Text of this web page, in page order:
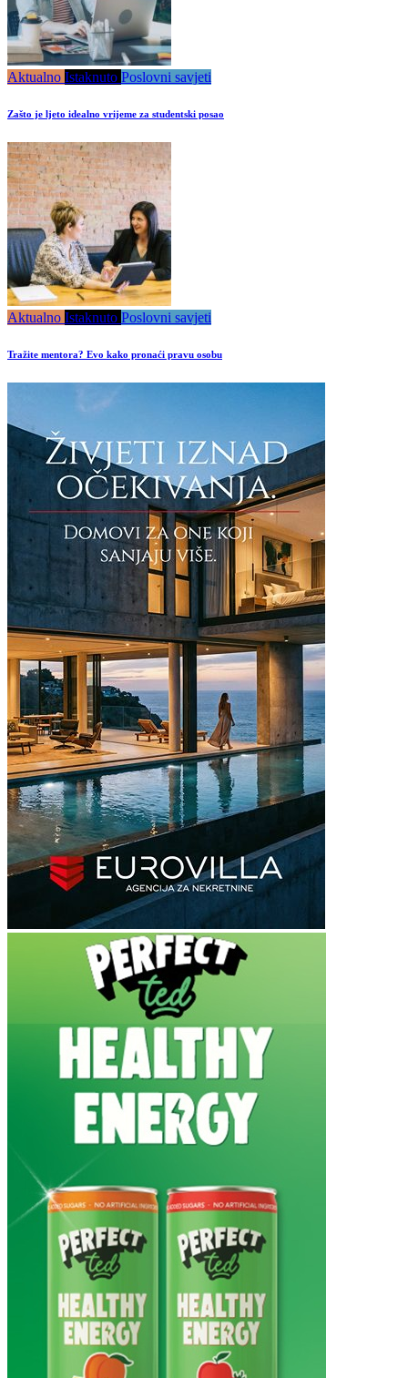
Aktualno Istaknuto Poslovni savjeti
Zašto je ljeto idealno vrijeme za studentski posao
Aktualno Istaknuto Poslovni savjeti
Tražite mentora? Evo kako pronaći pravu osobu